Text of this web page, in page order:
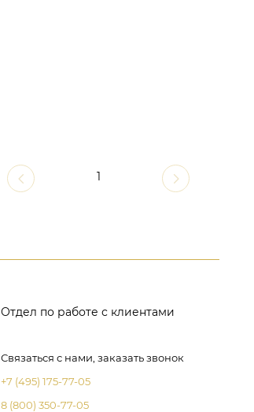
1
Отдел по работе с клиентами
Связаться с нами, заказать звонок
+7 (495) 175-77-05
8 (800) 350-77-05